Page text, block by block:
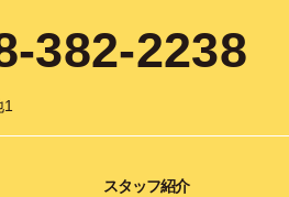
1
382-2238
スタッフ紹介